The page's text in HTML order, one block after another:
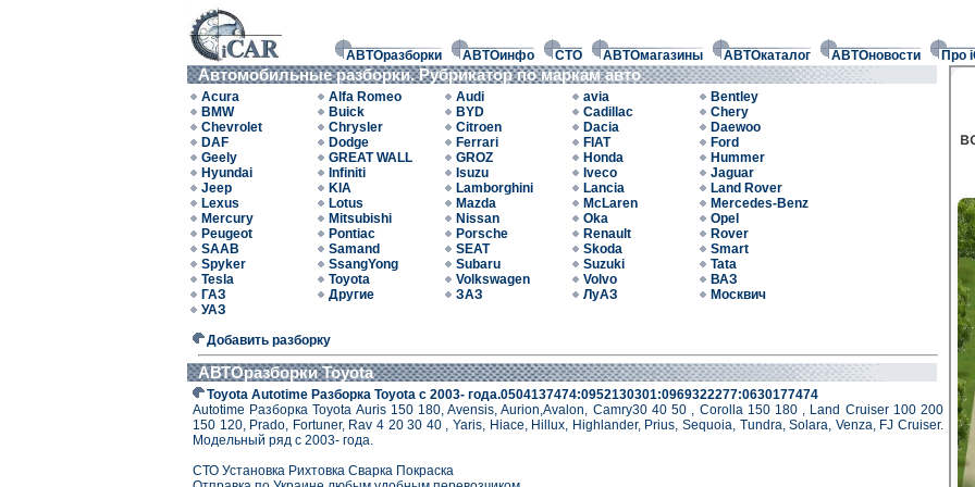
АВТОразборки АВТОинфо СТО АВТОмагазины АВТОкаталог АВТОновости Про
Автомобильные разборки. Рубрикатор по маркам авто
Acura Alfa Romeo Audi avia
Bentley
BMW
Buick BYD Cadillac
Chery
Chevrolet
Chrysler Citroen Dacia
Daewoo
DAF
Dodge Ferrari FIAT
Ford
Geely
GREAT WALL GROZ Honda
Hummer
Hyundai
Infiniti Isuzu Iveco
Jaguar
Jeep
KIA Lamborghini Lancia
Land Rover
Lexus
Lotus Mazda McLaren
Mercedes-Benz
Mercury
Mitsubishi Nissan Oka
Opel
Peugeot
Pontiac Porsche Renault
Rover
SAAB
Samand SEAT Skoda
Smart
Spyker
SsangYong Subaru Suzuki
Tata
Tesla
Toyota Volkswagen Volvo
ВАЗ
ГАЗ
Другие ЗАЗ ЛуАЗ
Москвич
УАЗ
Добавить разборку
АВТОразборки Toyota
Toyota Autotime Разборка Toyota с 2003- года.0504137474:0952130301:0969322277:0630177474
Autotime Разборка Toyota Auris 150 180, Avensis, Aurion,Avalon, Camry30 40 50 , Corolla 150 180 , Land Cruiser 100 200
150 120, Prado, Fortuner, Rav 4 20 30 40 , Yaris, Hiace, Hillux, Highlander, Prius, Sequoia, Tundra, Solara, Venza, FJ Cruiser.
Модельный ряд с 2003- года.
СТО Установка Рихтовка Сварка Покраска